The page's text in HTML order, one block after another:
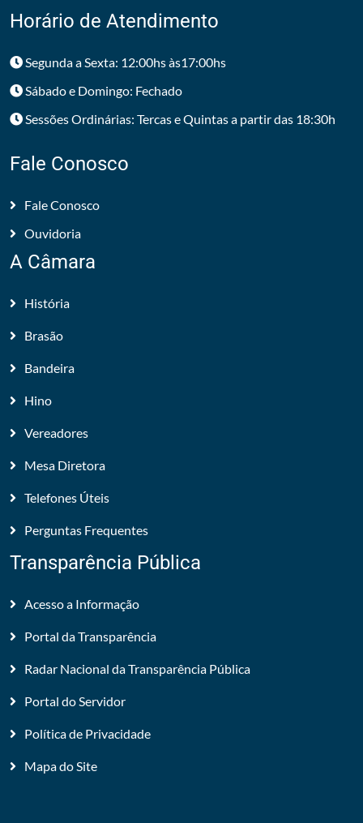
Horário de Atendimento
Segunda a Sexta: 12:00hs às17:00hs
Sábado e Domingo: Fechado
Sessões Ordinárias: Tercas e Quintas a partir das 18:30h
Fale Conosco
Fale Conosco
Ouvidoria
A Câmara
História
Brasão
Bandeira
Hino
Vereadores
Mesa Diretora
Telefones Úteis
Perguntas Frequentes
Transparência Pública
Acesso a Informação
Portal da Transparência
Radar Nacional da Transparência Pública
Portal do Servidor
Política de Privacidade
Mapa do Site